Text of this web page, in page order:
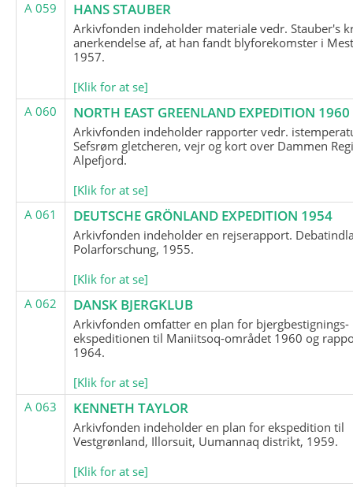
A 059
HANS STAUBER
Arkivfonden indeholder materiale vedr. Stauber's
anerkendelse af, at han fandt blyforekomster i
1957.
[Klik for at se]
A 060
NORTH EAST GREENLAND EXPEDITION 1960
Arkivfonden indeholder rapporter vedr.
Sefsrøm gletcheren, vejr og kort over Dammen
Alpefjord.
[Klik for at se]
A 061
DEUTSCHE GRÖNLAND EXPEDITION 1954
Arkivfonden indeholder en rejserapport.
Polarforschung, 1955.
[Klik for at se]
A 062
DANSK BJERGKLUB
Arkivfonden omfatter en plan for bjergbestignings-
ekspeditionen til Maniitsoq-området 1960 og
1964.
[Klik for at se]
A 063
KENNETH TAYLOR
Arkivfonden indeholder en plan for ekspedition til
Vestgrønland, Illorsuit, Uumannaq distrikt, 1959.
[Klik for at se]